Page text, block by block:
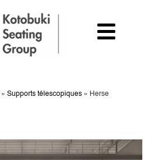
» Supports télescopiques » Herse